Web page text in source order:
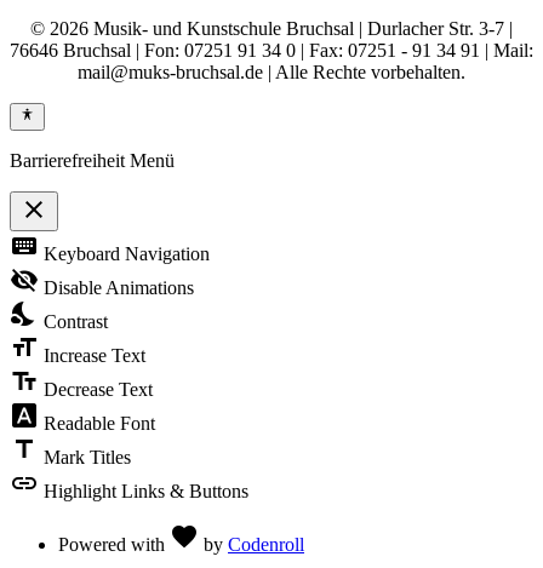
© 2026 Musik- und Kunstschule Bruchsal | Durlacher Str. 3-7 |
76646 Bruchsal | Fon: 07251 91 34 0 | Fax: 07251 - 91 34 91 | Mail:
mail@muks-bruchsal.de | Alle Rechte vorbehalten.
Barrierefreiheit Menü
close
Toggle
the
visibility
of
Accessibility
Toolbar
keyboard Keyboard Navigation
visibility_off Disable Animations
nights_stay Contrast
format_size Increase Text
text_fields Decrease Text
font_download Readable Font
title Mark Titles
link Highlight Links & Buttons
Powered with favorite by Codenroll